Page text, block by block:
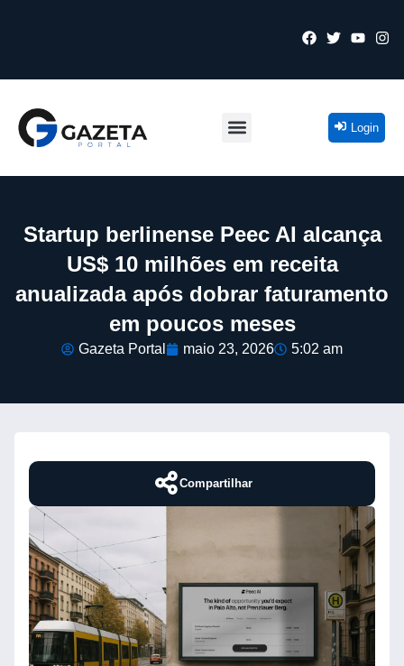
Login
Startup berlinense Peec AI alcança
US$ 10 milhões em receita
anualizada após dobrar faturamento
em poucos meses
Gazeta Portal maio 23, 2026 5:02 am
Compartilhar